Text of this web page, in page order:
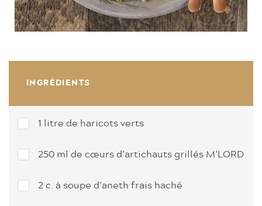
INGRÉDIENTS
1 litre de haricots verts
250 ml de cœurs d’artichauts grillés M’LORD
2 c. à soupe d’aneth frais haché